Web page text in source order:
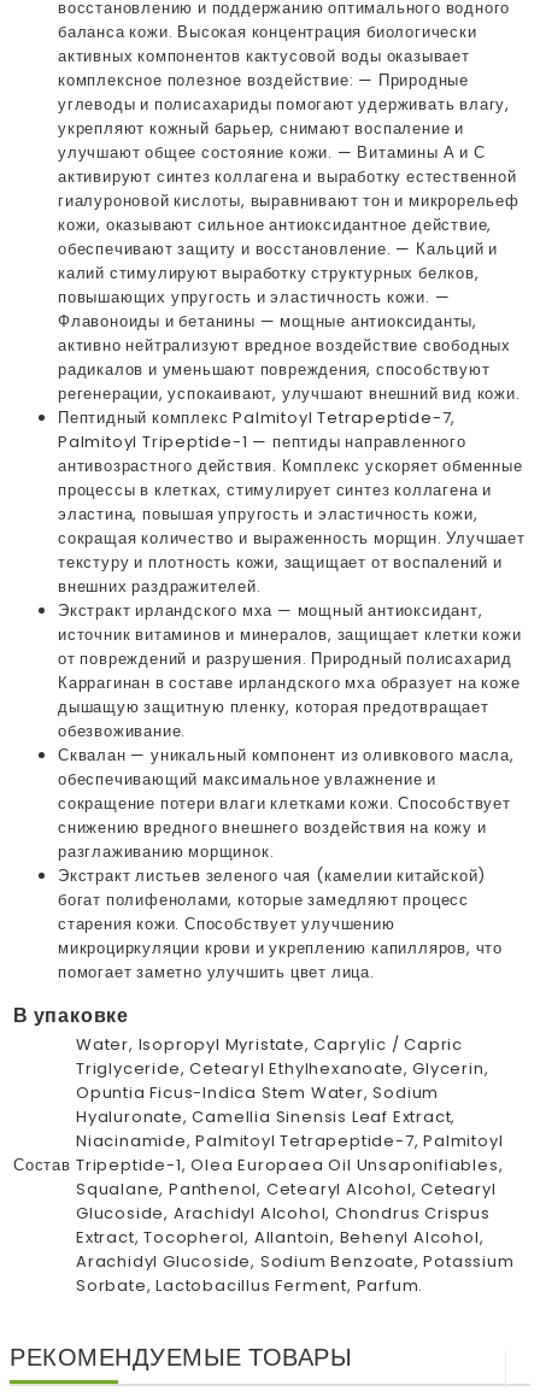
восстановлению и поддержанию оптимального водного
баланса кожи. Высокая концентрация биологически
активных компонентов кактусовой воды оказывает
комплексное полезное воздействие: — Природные
углеводы и полисахариды помогают удерживать влагу,
укрепляют кожный барьер, снимают воспаление и
улучшают общее состояние кожи. — Витамины А и С
активируют синтез коллагена и выработку естественной
гиалуроновой кислоты, выравнивают тон и микрорельеф
кожи, оказывают сильное антиоксидантное действие,
обеспечивают защиту и восстановление. — Кальций и
калий стимулируют выработку структурных белков,
повышающих упругость и эластичность кожи. —
Флавоноиды и бетанины — мощные антиоксиданты,
активно нейтрализуют вредное воздействие свободных
радикалов и уменьшают повреждения, способствуют
регенерации, успокаивают, улучшают внешний вид кожи.
Пептидный комплекс Palmitoyl Tetrapeptide-7,
Palmitoyl Tripeptide-1 — пептиды направленного
антивозрастного действия. Комплекс ускоряет обменные
процессы в клетках, стимулирует синтез коллагена и
эластина, повышая упругость и эластичность кожи,
сокращая количество и выраженность морщин. Улучшает
текстуру и плотность кожи, защищает от воспалений и
внешних раздражителей.
Экстракт ирландского мха — мощный антиоксидант,
источник витаминов и минералов, защищает клетки кожи
от повреждений и разрушения. Природный полисахарид
Каррагинан в составе ирландского мха образует на коже
дышащую защитную пленку, которая предотвращает
обезвоживание.
Сквалан — уникальный компонент из оливкового масла,
обеспечивающий максимальное увлажнение и
сокращение потери влаги клетками кожи. Способствует
снижению вредного внешнего воздействия на кожу и
разглаживанию морщинок.
Экстракт листьев зеленого чая (камелии китайской)
богат полифенолами, которые замедляют процесс
старения кожи. Способствует улучшению
микроциркуляции крови и укреплению капилляров, что
помогает заметно улучшить цвет лица.
В упаковке
Состав
Water, Isopropyl Myristate, Caprylic / Capric
Triglyceride, Cetearyl Ethylhexanoate, Glycerin,
Opuntia Ficus-Indica Stem Water, Sodium
Hyaluronate, Camellia Sinensis Leaf Extract,
Niacinamide, Palmitoyl Tetrapeptide-7, Palmitoyl
Tripeptide-1, Olea Europaea Oil Unsaponifiables,
Squalane, Panthenol, Cetearyl Alcohol, Cetearyl
Glucoside, Arachidyl Alcohol, Chondrus Crispus
Extract, Tocopherol, Allantoin, Behenyl Alcohol,
Arachidyl Glucoside, Sodium Benzoate, Potassium
Sorbate, Lactobacillus Ferment, Parfum.
РЕКОМЕНДУЕМЫЕ ТОВАРЫ